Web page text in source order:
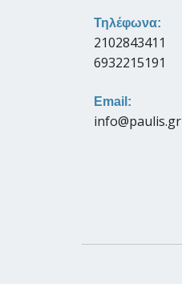
Τηλέφωνα:
2102843411
6932215191
Email:
info@paulis.gr